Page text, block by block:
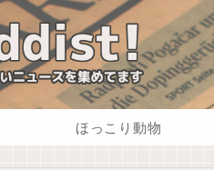
ほっこり動物